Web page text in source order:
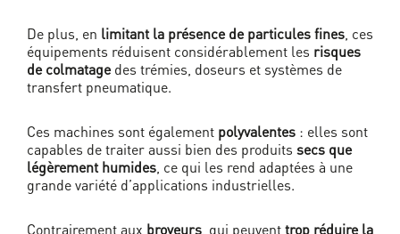
De plus, en limitant la présence de particules fines , ces
équipements réduisent considérablement les risques
de colmatagedes trémies, doseurs et systèmes de
transfert pneumatique.
Ces machines sont également polyvalentes : elles sont
capables de traiter aussi bien des produits secs que
légèrement humides , ce qui les rend adaptées à une
grande variété d’applications industrielles.
Contrairement aux broyeurs , qui peuventtrop réduire la